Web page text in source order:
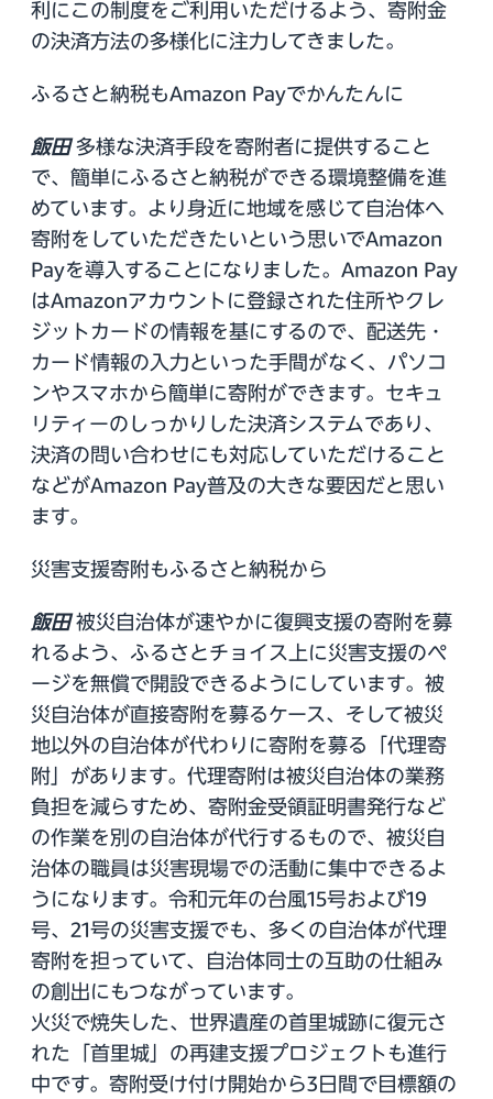
利にこの制度をご利用いただけるよう、寄附金
の決済方法の多様化に注力してきました。
ふるさと納税もAmazon Payでかんたんに
飯田多様な決済手段を寄附者に提供すること
で、簡単にふるさと納税ができる環境整備を進
めています。より身近に地域を感じて自治体へ
寄附をしていただきたいという思いでAmazon
Payを導入することになりました。Amazon Pay
はAmazonアカウントに登録された住所やクレ
ジットカードの情報を基にするので、配送先・
カード情報の入力といった手間がなく、パソコ
ンやスマホから簡単に寄附ができます。セキュ
リティーのしっかりした決済システムであり、
決済の問い合わせにも対応していただけること
などがAmazon Pay普及の大きな要因だと思い
ます。
災害支援寄附もふるさと納税から
飯田被災自治体が速やかに復興支援の寄附を募
れるよう、ふるさとチョイス上に災害支援のペ
ージを無償で開設できるようにしています。被
災自治体が直接寄附を募るケース、そして被災
地以外の自治体が代わりに寄附を募る「代理寄
附」があります。代理寄附は被災自治体の業務
負担を減らすため、寄附金受領証明書発行など
の作業を別の自治体が代行するもので、被災自
治体の職員は災害現場での活動に集中できるよ
うになります。令和元年の台風15号および19
号、21号の災害支援でも、多くの自治体が代理
寄附を担っていて、自治体同士の互助の仕組み
の創出にもつながっています。
火災で焼失した、世界遺産の首里城跡に復元さ
れた「首里城」の再建支援プロジェクトも進行
中です。寄附受け付け開始から3日間で目標額の